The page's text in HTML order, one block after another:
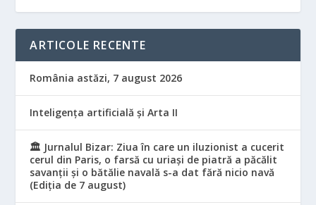
ARTICOLE RECENTE
România astăzi, 7 august 2026
Inteligența artificială și Arta II
🏛️ Jurnalul Bizar: Ziua în care un iluzionist a cucerit
cerul din Paris, o farsă cu uriași de piatră a păcălit
savanții și o bătălie navală s-a dat fără nicio navă
(Ediția de 7 august)